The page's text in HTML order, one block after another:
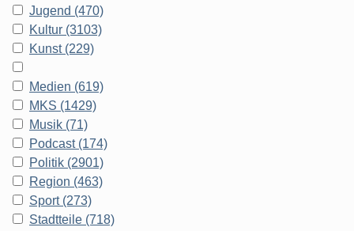
Jugend (470)
Kultur (3103)
Kunst (229)
Medien (619)
MKS (1429)
Musik (71)
Podcast (174)
Politik (2901)
Region (463)
Sport (273)
Stadtteile (718)